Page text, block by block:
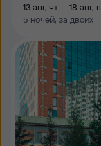
13 авг, чт — 18 авг,
5 ночей, за двоих